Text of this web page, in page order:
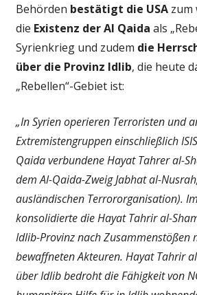
Behörden bestätigt die USAzum
die Existenz der Al Qaida als
Syrienkrieg und zudem die
über die Provinz Idlib, die heute
„Rebellen“-Gebiet ist:
„In Syrien operieren Terroristen und
Extremistengruppen einschließlich
Qaida verbundene Hayat Tahrer al-
dem Al-Qaida-Zweig Jabhat al-
ausländischen Terrororganisation).
konsolidierte die Hayat Tahrir al-
Idlib-Provinz nach Zusammenstößen
bewaffneten Akteuren. Hayat Tahrir
über Idlib bedroht die Fähigkeit von